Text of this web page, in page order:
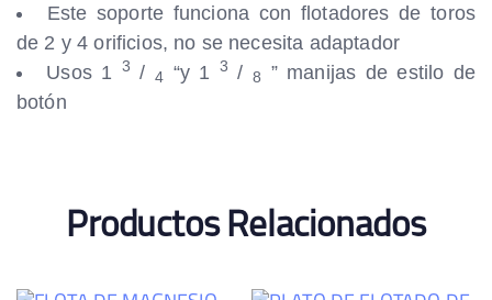
Este soporte funciona con flotadores de toros
de 2 y 4 orificios, no se necesita adaptador
Usos 1
3 / 4 “y 1 3 / 8
” manijas de estilo de
botón
Productos Relacionados